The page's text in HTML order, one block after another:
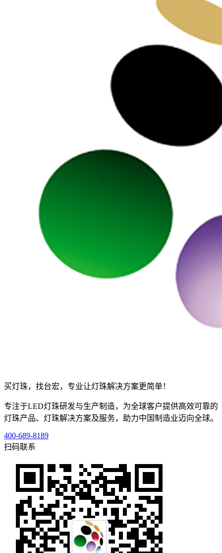
买灯珠，找台宏，专业让灯珠解决方案更简单！
专注于LED灯珠研发与生产制造，为全球客户提供高效可靠的
灯珠产品、灯珠解决方案及服务，助力中国制造业迈向全球。
400-689-8189
扫码联系